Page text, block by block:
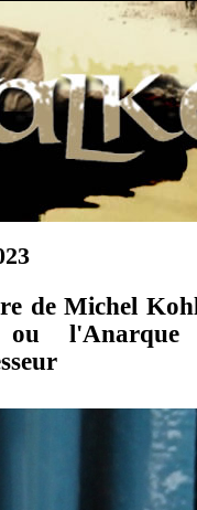
de Michel
l'Anarque